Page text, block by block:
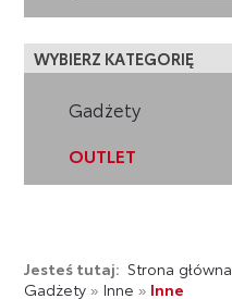
WYBIERZ KATEGORIĘ
Gadżety
OUTLET
Jesteś tutaj: Strona główna
Gadżety» Inne » Inne